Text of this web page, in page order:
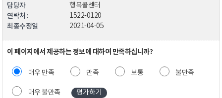
담당자 행복콜센터
연락처 : 1522-0120
최종수정일 2021-04-05
이 페이지에서 제공하는 정보에 대하여 만족하십니까?
매우 만족 만족 보통 불만족
매우 불만족